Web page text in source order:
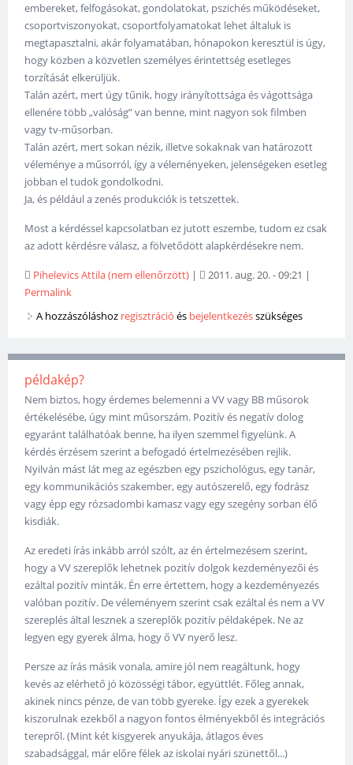
embereket, felfogásokat, gondolatokat, pszichés működéseket,
csoportviszonyokat, csoportfolyamatokat lehet általuk is
megtapasztalni, akár folyamatában, hónapokon keresztül is úgy,
hogy közben a közvetlen személyes érintettség esetleges
torzítását elkerüljük.
Talán azért, mert úgy tűnik, hogy irányítottsága és vágottsága
ellenére több „valóság” van benne, mint nagyon sok filmben
vagy tv-műsorban.
Talán azért, mert sokan nézik, illetve sokaknak van határozott
véleménye a műsorról, így a véleményeken, jelenségeken esetleg
jobban el tudok gondolkodni.
Ja, és például a zenés produkciók is tetszettek.
Most a kérdéssel kapcsolatban ez jutott eszembe, tudom ez csak
az adott kérdésre válasz, a fölvetődött alapkérdésekre nem.
Pihelevics Attila (nem ellenőrzött) | 2011. aug. 20. - 09:21 |
Permalink
A hozzászóláshoz regisztráció és bejelentkezésszükséges
példakép?
Nem biztos, hogy érdemes belemenni a VV vagy BB műsorok
értékelésébe, úgy mint műsorszám. Pozitív és negatív dolog
egyaránt találhatóak benne, ha ilyen szemmel figyelünk. A
kérdés érzésem szerint a befogadó értelmezésében rejlik.
Nyilván mást lát meg az egészben egy pszichológus, egy tanár,
egy kommunikációs szakember, egy autószerelő, egy fodrász
vagy épp egy rózsadombi kamasz vagy egy szegény sorban élő
kisdiák.
Az eredeti írás inkább arról szólt, az én értelmezésem szerint,
hogy a VV szereplők lehetnek pozitív dolgok kezdeményezői és
ezáltal pozitív minták. Én erre értettem, hogy a kezdeményezés
valóban pozitív. De véleményem szerint csak ezáltal és nem a VV
szereplés által lesznek a szereplők pozitív példaképek. Ne az
legyen egy gyerek álma, hogy ő VV nyerő lesz.
Persze az írás másik vonala, amire jól nem reagáltunk, hogy
kevés az elérhető jó közösségi tábor, együttlét. Főleg annak,
akinek nincs pénze, de van több gyereke. Így ezek a gyerekek
kiszorulnak ezekből a nagyon fontos élményekből és integrációs
terepről. (Mint két kisgyerek anyukája, átlagos éves
szabadsággal, már előre félek az iskolai nyári szünettől...)